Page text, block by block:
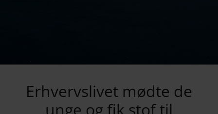
Erhvervslivet mødte de
unge og fik stof til